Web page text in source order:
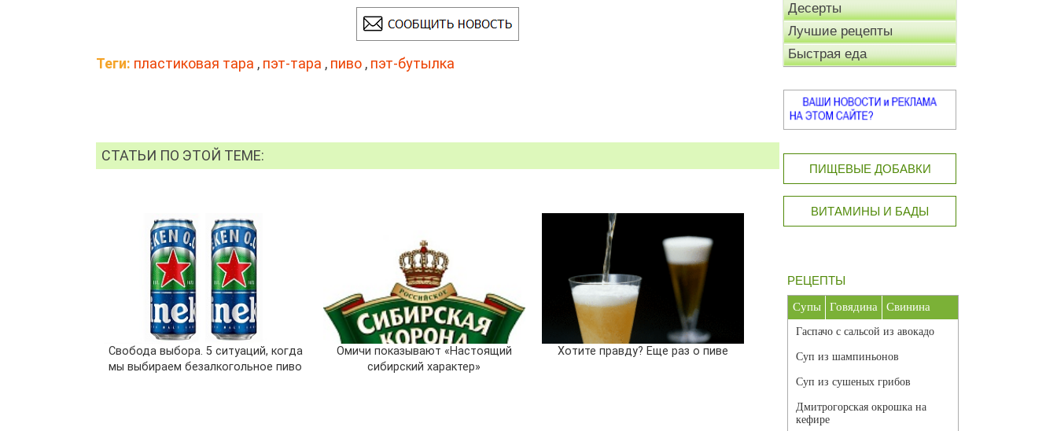
Теги: пластиковая тара , пэт-тара , пиво , пэт-бутылка
СТАТЬИ ПО ЭТОЙ ТЕМЕ:
Свобода выбора. 5 ситуаций, когда
мы выбираем безалкогольное пиво
Омичи показывают «Настоящий
сибирский характер»
Хотите правду? Еще раз о пиве
Десерты
Лучшие рецепты
Быстрая еда
ПИЩЕВЫЕ ДОБАВКИ
ВИТАМИНЫ И БАДЫ
РЕЦЕПТЫ
Супы Говядина Свинина
Гаспачо с сальсой из авокадо
Суп из шампиньонов
Суп из сушеных грибов
Дмитрогорская окрошка на
кефире